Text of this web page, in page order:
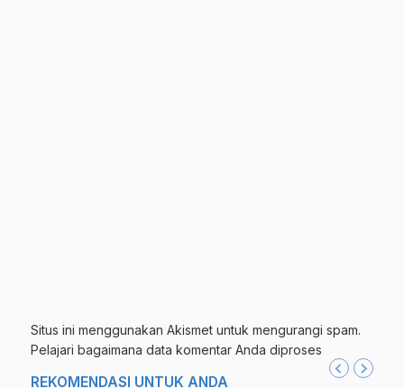
Situs ini menggunakan Akismet untuk mengurangi spam.
Pelajari bagaimana data komentar Anda diproses
REKOMENDASI UNTUK ANDA